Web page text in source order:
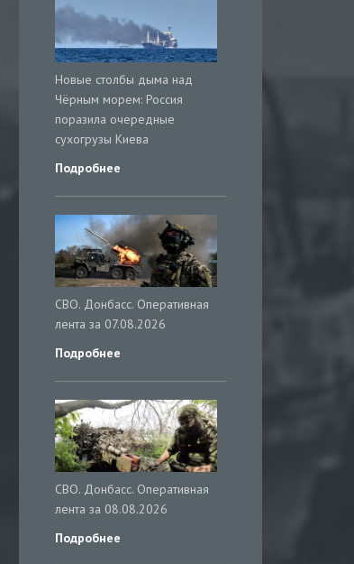
Новые столбы дыма над
Чёрным морем: Россия
поразила очередные
сухогрузы Киева
Подробнее
СВО. Донбасс. Оперативная
лента за 07.08.2026
Подробнее
СВО. Донбасс. Оперативная
лента за 08.08.2026
Подробнее